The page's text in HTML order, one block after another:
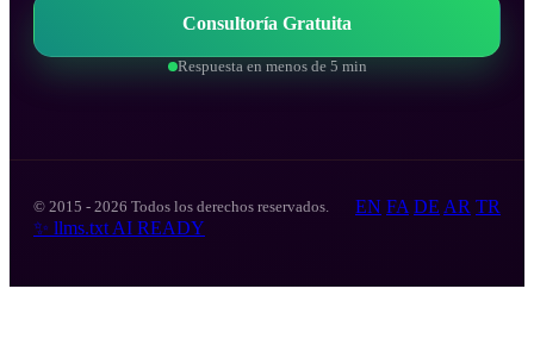
Consultoría Gratuita
Respuesta en menos de 5 min
© 2015 - 2026 Todos los derechos reservados. EN FA DE AR TR
✨ llms.txt AI READY